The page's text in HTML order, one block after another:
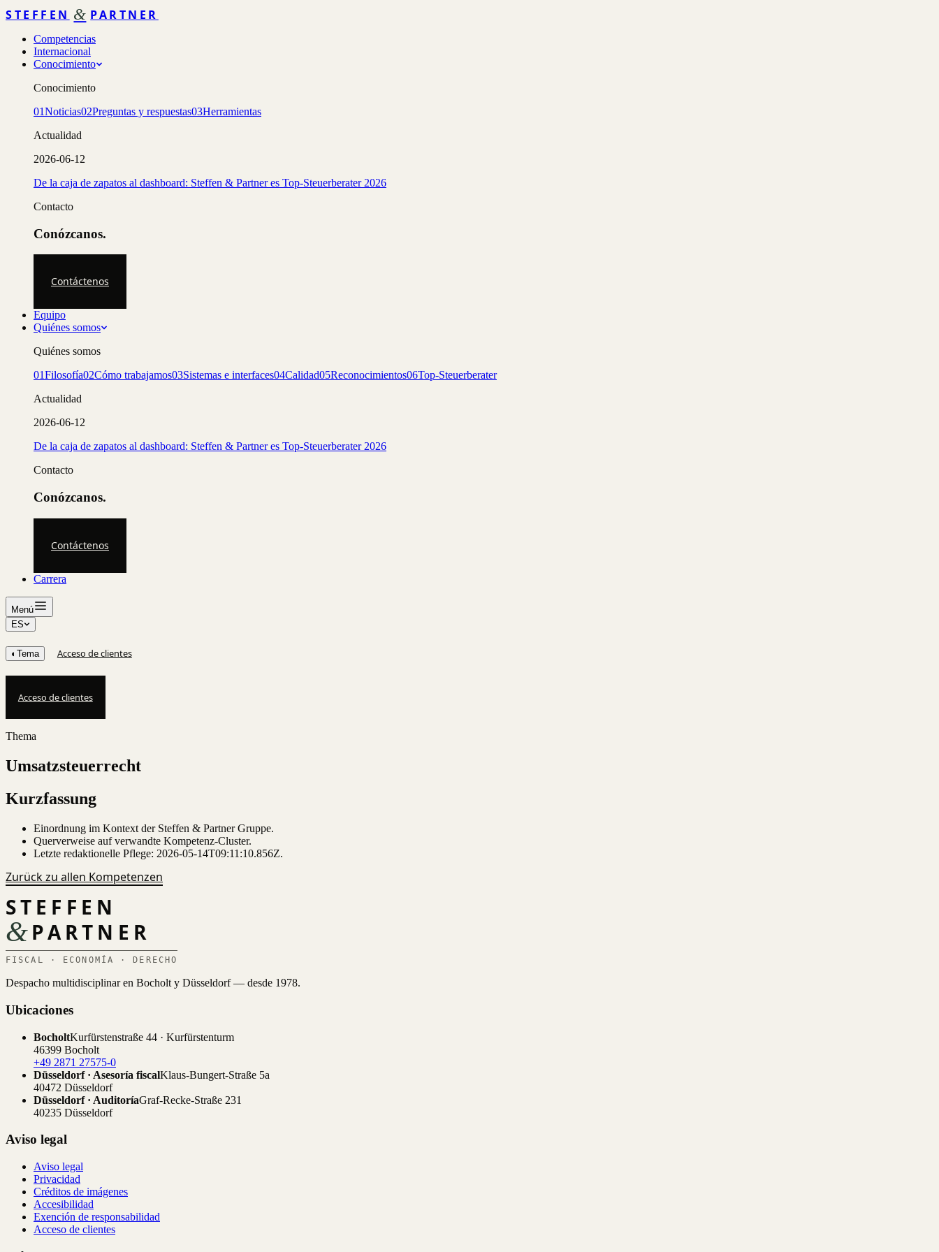
STEFFEN & PARTNER
Competencias
Internacional
Conocimiento
Conocimiento
01Noticias02Preguntas y respuestas03Herramientas
Actualidad
2026-06-12
De la caja de zapatos al dashboard: Steffen & Partner es Top-Steuerberater 2026
Contacto
Conózcanos.
Contáctenos
Equipo
Quiénes somos
Quiénes somos
01Filosofía02Cómo trabajamos03Sistemas e interfaces04Calidad05Reconocimientos06Top-Steuerberater
Actualidad
2026-06-12
De la caja de zapatos al dashboard: Steffen & Partner es Top-Steuerberater 2026
Contacto
Conózcanos.
Contáctenos
Carrera
Menú
ES
◐ Tema Acceso de clientes
Acceso de clientes
Thema
Umsatzsteuerrecht
Kurzfassung
Einordnung im Kontext der Steffen & Partner Gruppe.
Querverweise auf verwandte Kompetenz-Cluster.
Letzte redaktionelle Pflege: 2026-05-14T09:11:10.856Z.
Zurück zu allen Kompetenzen
STEFFEN
&PARTNER
FISCAL · ECONOMÍA · DERECHO
Despacho multidisciplinar en Bocholt y Düsseldorf — desde 1978.
Ubicaciones
BocholtKurfürstenstraße 44 · Kurfürstenturm
46399 Bocholt
+49 2871 27575-0
Düsseldorf · Asesoría fiscalKlaus-Bungert-Straße 5a
40472 Düsseldorf
Düsseldorf · AuditoríaGraf-Recke-Straße 231
40235 Düsseldorf
Aviso legal
Aviso legal
Privacidad
Créditos de imágenes
Accesibilidad
Exención de responsabilidad
Acceso de clientes